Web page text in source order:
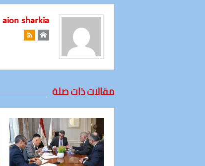
aion sharkia
مقالات ذات صلة